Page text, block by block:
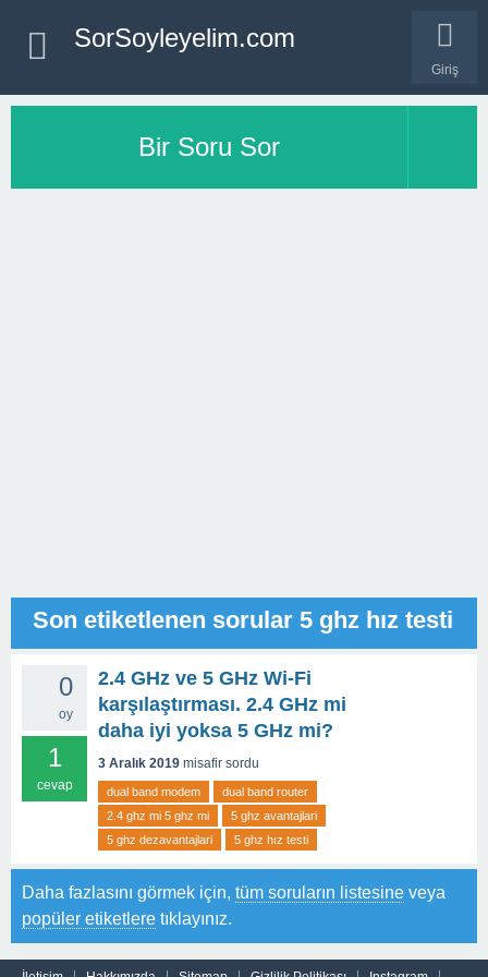
Giriş
SorSoyleyelim.com
Bir Soru Sor
Son etiketlenen sorular 5 ghz hız testi
0
oy
1
cevap
2.4 GHz ve 5 GHz Wi-Fi
karşılaştırması. 2.4 GHz mi
daha iyi yoksa 5 GHz mi?
3 Aralık 2019 misafir sordu
dual band modem
dual band router
2.4 ghz mi 5 ghz mi
5 ghz avantajlari
5 ghz dezavantajlari
5 ghz hız testi
Daha fazlasını görmek için, tüm soruların listesine veya
popüler etiketlere tıklayınız.